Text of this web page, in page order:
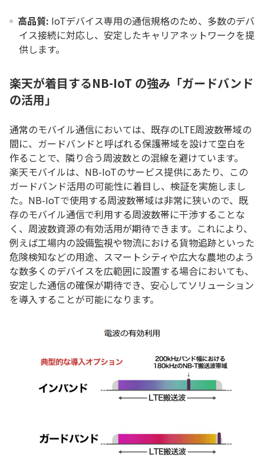
高品質: IoTデバイス専用の通信規格のため、多数のデバ
イス接続に対応し、安定したキャリアネットワークを提
供します。
楽天が着目するNB-IoT の強み「ガードバンド
の活用」
通常のモバイル通信においては、既存のLTE周波数帯域の
間に、ガードバンドと呼ばれる保護帯域を設けて空白を
作ることで、隣り合う周波数との混線を避けています。
楽天モバイルは、NB-IoTのサービス提供にあたり、この
ガードバンド活用の可能性に着目し、検証を実施しまし
た。NB-IoTで使用する周波数帯域は非常に狭いので、既
存のモバイル通信で利用する周波数帯に干渉することな
く、周波数資源の有効活用が期待できます。これにより、
例えば工場内の設備監視や物流における貨物追跡といった
危険検知などの用途、スマートシティや広大な農地のよう
な数多くのデバイスを広範囲に設置する場合においても、
安定した通信の確保が期待でき、安心してソリューション
を導入することが可能になります。